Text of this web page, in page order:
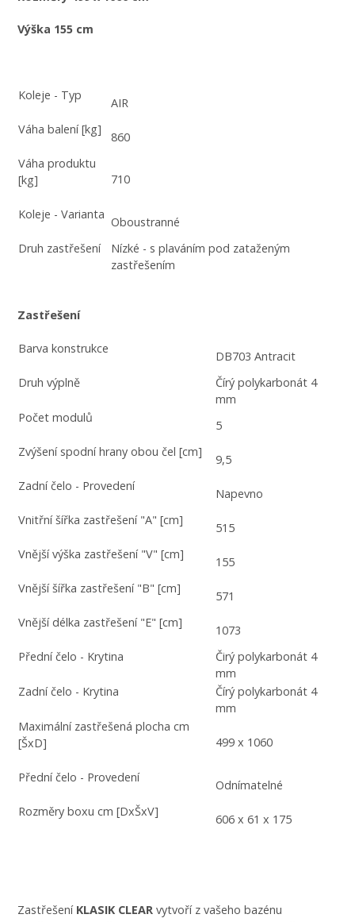
Výška 155 cm
Koleje - Typ
AIR
Váha balení [kg]
860
Váha produktu
[kg]
710
Koleje - Varianta
Oboustranné
Druh zastřešení
Nízké - s plaváním pod zataženým
zastřešením
Zastřešení
Barva konstrukce
DB703 Antracit
Druh výplně
Čírý polykarbonát 4
mm
Počet modulů
5
Zvýšení spodní hrany obou čel [cm]
9,5
Zadní čelo - Provedení
Napevno
Vnitřní šířka zastřešení "A" [cm]
515
Vnější výška zastřešení "V" [cm]
155
Vnější šířka zastřešení "B" [cm]
571
Vnější délka zastřešení "E" [cm]
1073
Přední čelo - Krytina
Čirý polykarbonát 4
mm
Zadní čelo - Krytina
Čírý polykarbonát 4
mm
Maximální zastřešená plocha cm
[ŠxD]
499 x 1060
Přední čelo - Provedení
Odnímatelné
Rozměry boxu cm [DxŠxV]
606 x 61 x 175
Zastřešení KLASIK CLEAR vytvoří z vašeho bazénu